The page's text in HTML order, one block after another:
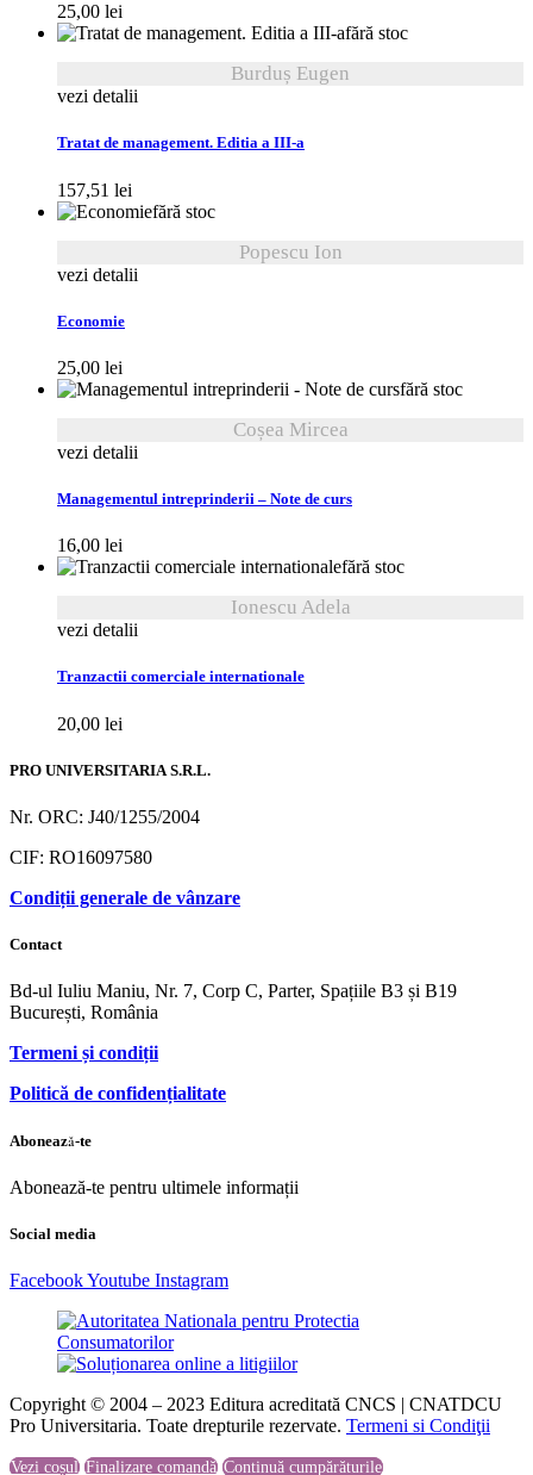
25,00 lei
fără stoc
Burduș Eugen
vezi detalii
Tratat de management. Editia a III-a
157,51 lei
fără stoc
Popescu Ion
vezi detalii
Economie
25,00 lei
fără stoc
Coșea Mircea
vezi detalii
Managementul intreprinderii – Note de curs
16,00 lei
fără stoc
Ionescu Adela
vezi detalii
Tranzactii comerciale internationale
20,00 lei
PRO UNIVERSITARIA S.R.L.
Nr. ORC: J40/1255/2004
CIF: RO16097580
Condiții generale de vânzare
Contact
Bd-ul Iuliu Maniu, Nr. 7, Corp C, Parter, Spațiile B3 și B19
București, România
Termeni și condiții
Politică de confidențialitate
Abonează-te
Abonează-te pentru ultimele informații
Social media
FacebookYoutube Instagram
Copyright © 2004 – 2023 Editura acreditată CNCS | CNATDCU
Pro Universitaria. Toate drepturile rezervate. Termeni si Condiţii
Vezi coșul Finalizare comandă Continuă cumpărăturile